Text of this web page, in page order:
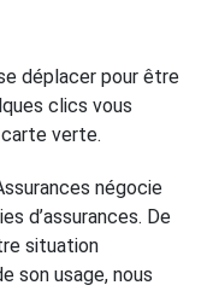
déplacer pour être
clics vous
verte.
négocie
d’assurances. De
situation
son usage, nous